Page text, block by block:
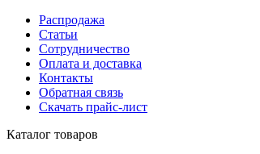
Распродажа
Статьи
Сотрудничество
Оплата и доставка
Контакты
Обратная связь
Скачать прайс-лист
Каталог товаров